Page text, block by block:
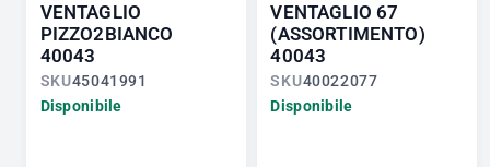
VENTAGLIO
PIZZO2BIANCO
40043
SKU45041991
Disponibile
VENTAGLIO 67
(ASSORTIMENTO)
40043
SKU40022077
Disponibile